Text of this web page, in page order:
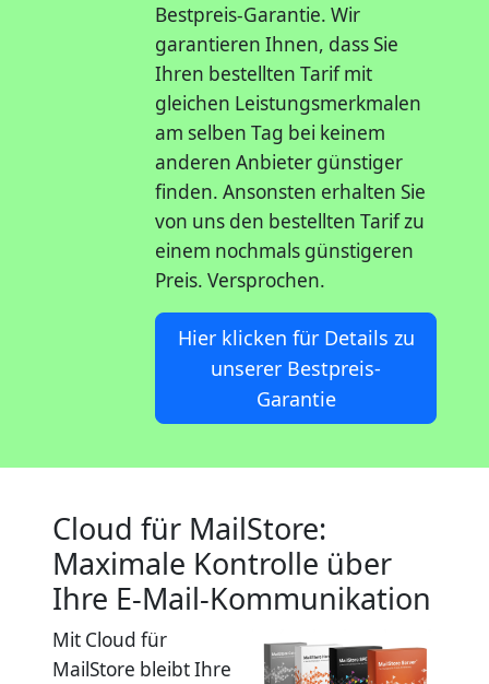
Bestpreis-Garantie. Wir
garantieren Ihnen, dass Sie
Ihren bestellten Tarif mit
gleichen Leistungsmerkmalen
am selben Tag bei keinem
anderen Anbieter günstiger
finden. Ansonsten erhalten Sie
von uns den bestellten Tarif zu
einem nochmals günstigeren
Preis. Versprochen.
Hier klicken für Details zu
unserer Bestpreis-
Garantie
Cloud für MailStore:
Maximale Kontrolle über
Ihre E-Mail-Kommunikation
Mit Cloud für
MailStore bleibt Ihre